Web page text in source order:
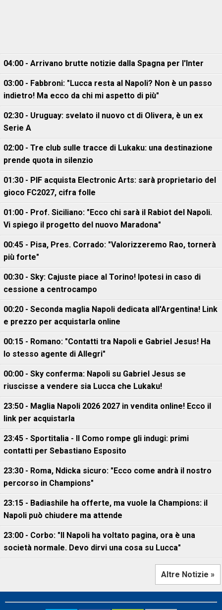
04:00 - Arrivano brutte notizie dalla Spagna per l'Inter
03:00 - Fabbroni: "Lucca resta al Napoli? Non è un passo
indietro! Ma ecco da chi mi aspetto di più"
02:30 - Uruguay: svelato il nuovo ct di Olivera, è un ex
Serie A
02:00 - Tre club sulle tracce di Lukaku: una destinazione
prende quota in silenzio
01:30 - PIF acquista Electronic Arts: sarà proprietario del
gioco FC2027, cifra folle
01:00 - Prof. Siciliano: "Ecco chi sarà il Rabiot del Napoli.
Vi spiego il progetto del nuovo Maradona"
00:45 - Pisa, Pres. Corrado: "Valorizzeremo Rao, tornerà
più forte"
00:30 - Sky: Cajuste piace al Torino! Ipotesi in caso di
cessione a centrocampo
00:20 - Seconda maglia Napoli dedicata all'Argentina! Link
e prezzo per acquistarla online
00:15 - Romano: "Contatti tra Napoli e Gabriel Jesus! Ha
lo stesso agente di Allegri"
00:00 - Sky conferma: Napoli su Gabriel Jesus se
riuscisse a vendere sia Lucca che Lukaku!
23:50 - Maglia Napoli 2026 2027 in vendita online! Ecco il
link per acquistarla
23:45 - Sportitalia - Il Como rompe gli indugi: primi
contatti per Sebastiano Esposito
23:30 - Roma, Ndicka sicuro: "Ecco come andrà il nostro
percorso in Champions"
23:15 - Badiashile ha offerte, ma vuole la Champions: il
Napoli può chiudere ma attende
23:00 - Corbo: "Il Napoli ha voltato pagina, ora è una
società normale. Devo dirvi una cosa su Lucca"
Altre Notizie »